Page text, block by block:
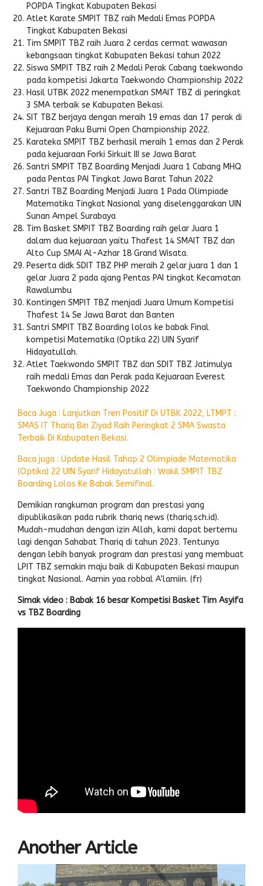
POPDA Tingkat Kabupaten Bekasi
Atlet Karate SMPIT TBZ raih Medali Emas POPDA
Tingkat Kabupaten Bekasi
Tim SMPIT TBZ raih Juara 2 cerdas cermat wawasan
kebangsaan tingkat Kabupaten Bekasi tahun 2022
Siswa SMPIT TBZ raih 2 Medali Perak Cabang taekwondo
pada kompetisi Jakarta Taekwondo Championship 2022
Hasil UTBK 2022 menempatkan SMAIT TBZ di peringkat
3 SMA terbaik se Kabupaten Bekasi.
SIT TBZ berjaya dengan meraih 19 emas dan 17 perak di
Kejuaraan Paku Bumi Open Championship 2022.
Karateka SMPIT TBZ berhasil meraih 1 emas dan 2 Perak
pada kejuaraan Forki Sirkuit III se Jawa Barat
Santri SMPIT TBZ Boarding Menjadi Juara 1 Cabang MHQ
pada Pentas PAI Tingkat Jawa Barat Tahun 2022
Santri TBZ Boarding Menjadi Juara 1 Pada Olimpiade
Matematika Tingkat Nasional yang diselenggarakan UIN
Sunan Ampel Surabaya
Tim Basket SMPIT TBZ Boarding raih gelar Juara 1
dalam dua kejuaraan yaitu Thafest 14 SMAIT TBZ dan
Alto Cup SMAI Al-Azhar 18 Grand Wisata.
Peserta didk SDIT TBZ PHP meraih 2 gelar juara 1 dan 1
gelar Juara 2 pada ajang Pentas PAI tingkat Kecamatan
Rawalumbu
Kontingen SMPIT TBZ menjadi Juara Umum Kompetisi
Thafest 14 Se Jawa Barat dan Banten
Santri SMPIT TBZ Boarding lolos ke babak Final
kompetisi Matematika (Optika 22) UIN Syarif
Hidayatullah.
Atlet Taekwondo SMPIT TBZ dan SDIT TBZ Jatimulya
raih medali Emas dan Perak pada Kejuaraan Everest
Taekwondo Championship 2022
Baca Juga : Lanjutkan Tren Positif Di UTBK 2022, LTMPT :
SMAS IT Thariq Bin Ziyad Raih Peringkat 2 SMA Swasta
Terbaik Di Kabupaten Bekasi.
Baca juga : Update Hasil Tahap 2 Olimpiade Matematika
(Optika) 22 UIN Syarif Hidayatullah : Wakil SMPIT TBZ
Boarding Lolos Ke Babak Semifinal.
Demikian rangkuman program dan prestasi yang
dipublikasikan pada rubrik thariq news (thariq.sch.id).
Mudah-mudahan dengan izin Allah, kami dapat bertemu
lagi dengan Sahabat Thariq di tahun 2023. Tentunya
dengan lebih banyak program dan prestasi yang membuat
LPIT TBZ semakin maju baik di Kabupaten Bekasi maupun
tingkat Nasional. Aamin yaa robbal A’lamiin. (fr)
Simak video : Babak 16 besar Kompetisi Basket Tim Asyifa
vs TBZ Boarding
Another Article